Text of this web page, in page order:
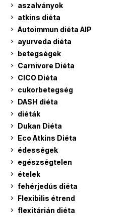
aszalványok
atkins diéta
Autoimmun diéta AIP
ayurveda diéta
betegségek
Carnivore Diéta
CICO Diéta
cukorbetegség
DASH diéta
diéták
Dukan Diéta
Eco Atkins Diéta
édességek
egészségtelen
ételek
fehérjedús diéta
Flexibilis étrend
flexitárián diéta